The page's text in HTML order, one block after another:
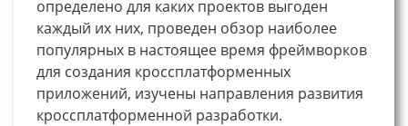
определено для каких проектов выгоден
каждый их них, проведен обзор наиболее
популярных в настоящее время фреймворков
для создания кроссплатформенных
приложений, изучены направления развития
кроссплатформенной разработки.